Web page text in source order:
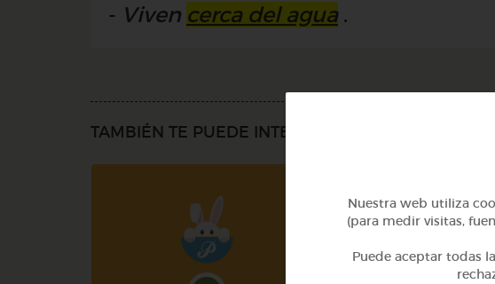
- Viven cerca del agua.
TAMBIÉN TE PUEDE INTERESAR
Nuestra web utiliza
(para medir visitas,
Puede aceptar todas